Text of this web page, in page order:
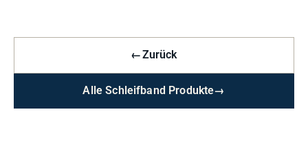
←Zurück
Alle Schleifband Produkte→